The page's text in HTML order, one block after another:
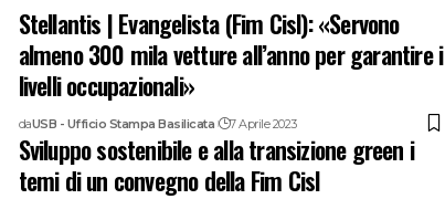
Stellantis | Evangelista (Fim Cisl): «Servono
almeno 300 mila vetture all’anno per garantire i
livelli occupazionali»
daUSB - Ufficio Stampa Basilicata 7 Aprile 2023
Sviluppo sostenibile e alla transizione green i
temi di un convegno della Fim Cisl